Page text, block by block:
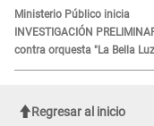
Ministerio Público inicia
INVESTIGACIÓN
contra orquesta "La Bella
DENUNCIA de Naldy
Regresar al inicio